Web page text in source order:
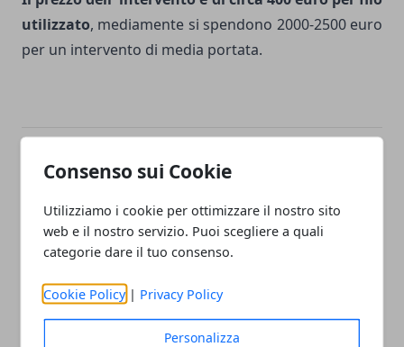
Consenso sui Cookie
Utilizziamo i cookie per ottimizzare il nostro sito
web e il nostro servizio. Puoi scegliere a quali
categorie dare il tuo consenso.
Cookie Policy | Privacy Policy
Personalizza
utilizzato, mediamente si spendono 2000-2500 euro
per un intervento di media portata.
Facebook
TwitterWhatsapp
Gruppi di Acquisto per la
Medicina Estetica sono
sicuri?
Integratori a Base di Acido
Consiglio